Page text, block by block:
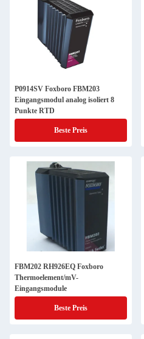
P0914SV Foxboro FBM203
Eingangsmodul analog isoliert 8
Punkte RTD
Beste Preis
FBM202 RH926EQ Foxboro
Thermoelement/mV-
Eingangsmodule
Beste Preis